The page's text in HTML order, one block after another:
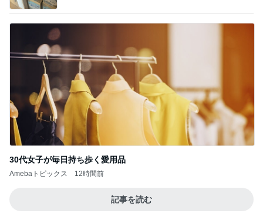
30代女子が毎日持ち歩く愛用品
Amebaトピックス 12時間前
記事を読む